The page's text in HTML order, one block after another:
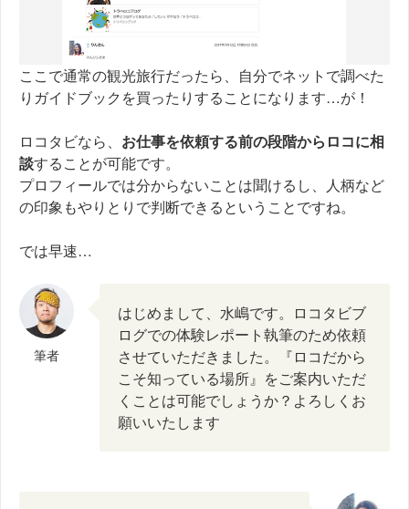
ここで通常の観光旅行だったら、自分でネットで調べた
りガイドブックを買ったりすることになります…が！
ロコタビなら、 お仕事を依頼する前の段階からロコに相
談することが可能です。
プロフィールでは分からないことは聞けるし、人柄など
の印象もやりとりで判断できるということですね。
では早速…
筆者
はじめまして、水嶋です。ロコタビブ
ログでの体験レポート執筆のため依頼
させていただきました。『ロコだから
こそ知っている場所』をご案内いただ
くことは可能でしょうか？よろしくお
願いいたします